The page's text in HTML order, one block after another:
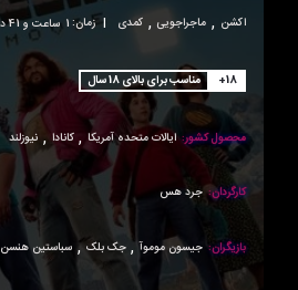
اکشن , ماجراجویی , کمدی | زمان: 1ساعت و 41 دقیقه
+18 مناسب برای بالای 18 سال
محصول کشور: ایالات متحده آمریکا , کانادا , نیوزلند
کارگردان: جرد هس
بازیگران: جیسون موموآ , جک بلک , سباستین هنسن